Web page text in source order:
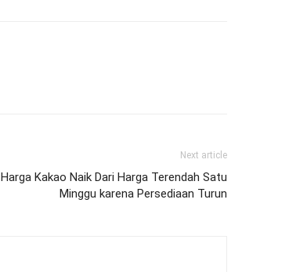
Next article
Harga Kakao Naik Dari Harga Terendah Satu
Minggu karena Persediaan Turun